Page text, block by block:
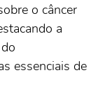
o câncer
a
essenciais de